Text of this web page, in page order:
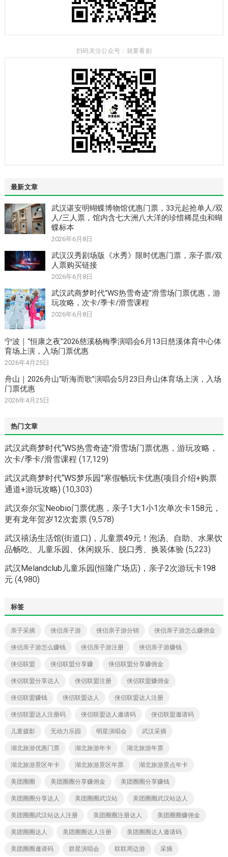
扫码关注公众号：就要看剧
最新文章
武汉谌安明蝴蝶博物馆优惠门票，33元起抢单人/双
人/三人票，馆内含七大洲八大洋的珍惜稀昆虫和蝴
蝶标本
2026年6月8日
武汉汉秀剧场版《水秀》限时优惠门票，亲子票/双
人票购买链接
2026年6月8日
武汉武商梦时代“WS热雪奇迹”滑雪场门票优惠，游
玩攻略，次卡/季卡/滑雪课程
2026年6月8日
宁波｜“恒康之夜”2026慈溪杨梅季演唱会6月13日慈溪体育中心体
育场上演，入场门票优惠
2026年4月25日
舟山｜2026舟山“听海而歌”演唱会5月23日舟山体育场上演，入场
门票优惠
2026年4月25日
热门文章
武汉武商梦时代“WS热雪奇迹”滑雪场门票优惠，游玩攻略，
次卡/季卡/滑雪课程 (17,129)
武汉武商梦时代“WS梦乐园”寒假畅玩卡优惠(项目介绍+购票
通道+游玩攻略) (10,303)
武汉奈尔宝Neobio门票优惠，亲子1大1小1次单次卡158元，
更有龙年贺岁12次套票 (9,578)
武汉禧汤生活馆(街道口)，儿童票49元！泡汤、自助、水果饮
品畅吃、儿童乐园、休闲娱乐、脱口秀、换装体验 (5,223)
武汉Melandclub儿童乐园(恒隆广场店)，亲子2次游玩卡198
元 (4,980)
标签
亲子采摘 侠侣亲子游 侠侣亲子游分销 侠侣亲子游怎么赚佣金
侠侣亲子游怎么赚钱 侠侣亲子游注册 侠侣亲子游赚钱
侠侣联盟 侠侣联盟分享赚 侠侣联盟分享赚佣金
侠侣联盟分享达人 侠侣联盟注册 侠侣联盟赚佣金
侠侣联盟赚钱 侠侣联盟达人 侠侣联盟达人注册
侠侣联盟达人注册码 侠侣联盟达人邀请码 侠侣联盟邀请码
儿童摄影 无动力乐园 明星演唱会 武汉采摘
湖北旅游优惠门票 湖北旅游年卡 湖北旅游年票
湖北旅游景区年卡 湖北旅游景区年票 湖北旅游景点年卡
美团圈圈 美团圈圈分享赚佣金 美团圈圈分享赚钱
美团圈圈分享达人 美团圈圈武汉站 美团圈圈武汉站达人
美团圈圈武汉站达人注册 美团圈圈注册达人 美团圈圈赚佣金
美团圈圈达人 美团圈圈达人注册 美团圈圈达人邀请码
美团圈圈邀请码 群星演唱会 联联周边游 采摘